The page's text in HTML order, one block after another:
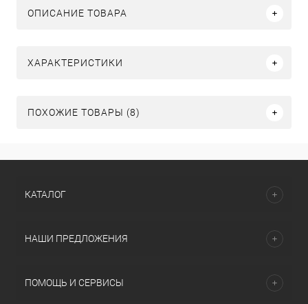
ОПИСАНИЕ ТОВАРА
ХАРАКТЕРИСТИКИ
ПОХОЖИЕ ТОВАРЫ (8)
КАТАЛОГ
НАШИ ПРЕДЛОЖЕНИЯ
ПОМОЩЬ И СЕРВИСЫ